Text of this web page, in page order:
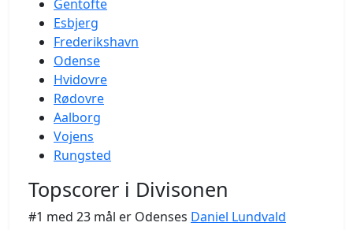
Gentofte
Esbjerg
Frederikshavn
Odense
Hvidovre
Rødovre
Aalborg
Vojens
Rungsted
Topscorer i Divisonen
#1 med 23 mål er Odenses Daniel Lundvald